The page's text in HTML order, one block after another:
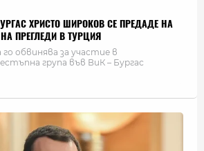
ХРИСТО ШИРОКОВ СЕ ПРЕДАДЕ НА
ПРЕГЛЕДИ В ТУРЦИЯ
обвинява за участие в
група във ВиК – Бургас